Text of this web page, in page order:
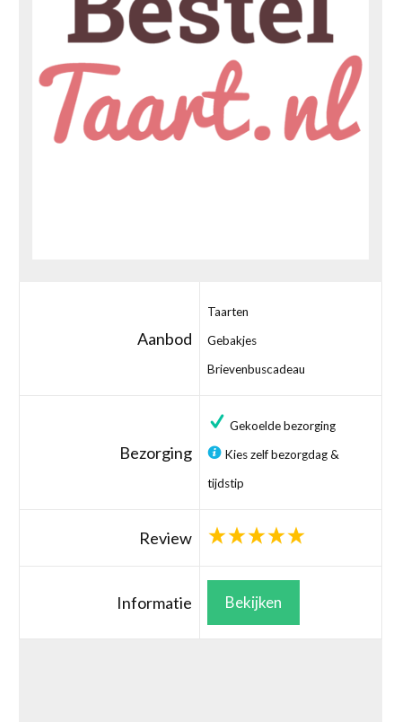
Aanbod
Taarten
Gebakjes
Brievenbuscadeau
Bezorging
Gekoelde bezorging
Kies zelf bezorgdag &
tijdstip
Review
Informatie Bekijken